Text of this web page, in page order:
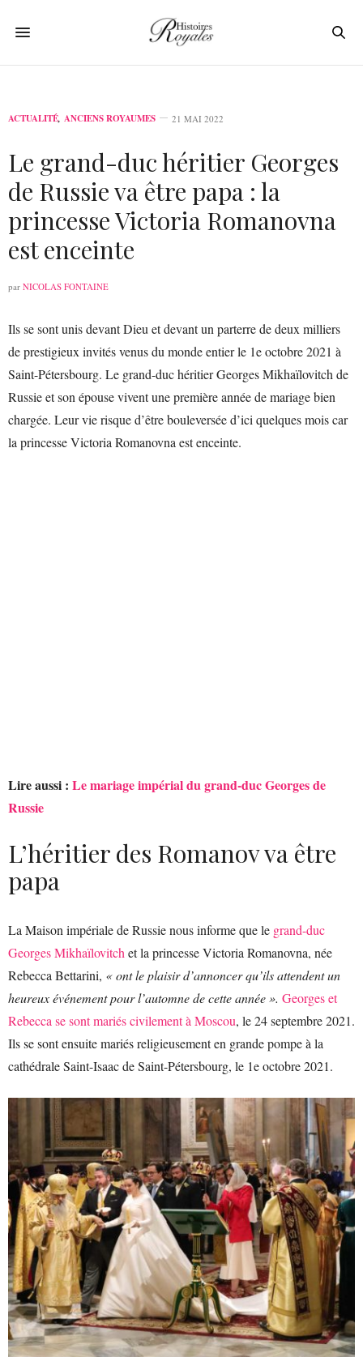
ACTUALITÉ, ANCIENS ROYAUMES 21 MAI 2022
Le grand-duc héritier Georges
de Russie va être papa : la
princesse Victoria Romanovna
est enceinte
par NICOLAS FONTAINE
Ils se sont unis devant Dieu et devant un parterre de deux milliers
de prestigieux invités venus du monde entier le 1e octobre 2021 à
Saint-Pétersbourg. Le grand-duc héritier Georges Mikhaïlovitch de
Russie et son épouse vivent une première année de mariage bien
chargée. Leur vie risque d’être bouleversée d’ici quelques mois car
la princesse Victoria Romanovna est enceinte.
Lire aussi : Le mariage impérial du grand-duc Georges de
Russie
L’héritier des Romanov va être
papa
La Maison impériale de Russie nous informe que le grand-duc
Georges Mikhaïlovitch et la princesse Victoria Romanovna, née
Rebecca Bettarini, « ont le plaisir d’annoncer qu’ils attendent un
heureux événement pour l’automne de cette année ». Georges et
Rebecca se sont mariés civilement à Moscou, le 24 septembre 2021.
Ils se sont ensuite mariés religieusement en grande pompe à la
cathédrale Saint-Isaac de Saint-Pétersbourg, le 1e octobre 2021.